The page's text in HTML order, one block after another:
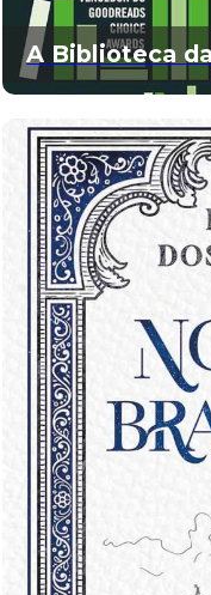
A Biblioteca